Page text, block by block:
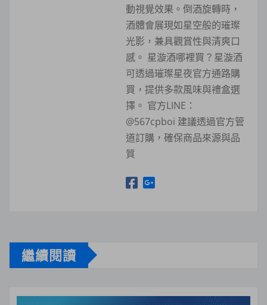
動視覺效果。倒酒旋轉時，
酒體會展現如星空般的璀璨
光影，兼具觀賞性與清爽口
感。 星漩酒哪裡買？星漩酒
可透過璀璨星夜官方通路購
買，提供多款風味與禮盒選
擇。 官方LINE：
@567cpboi 建議透過官方管
道訂購，確保商品來源與品
質
繼續閱讀